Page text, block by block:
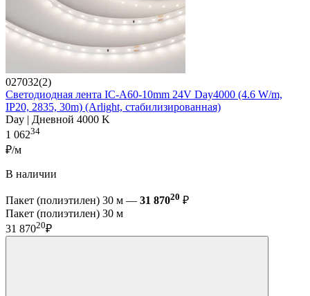
027032(2)
Светодиодная лента IC-A60-10mm 24V Day4000 (4.6 W/m,
IP20, 2835, 30m) (Arlight, стабилизированная)
Day | Дневной 4000 K
1 06234
₽/м
В наличии
Пакет (полиэтилен) 30 м — 31 87020 ₽
Пакет (полиэтилен) 30 м
31 87020₽